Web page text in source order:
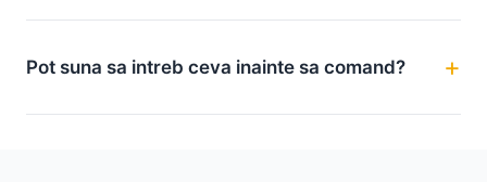
Pot suna sa intreb ceva inainte sa comand?